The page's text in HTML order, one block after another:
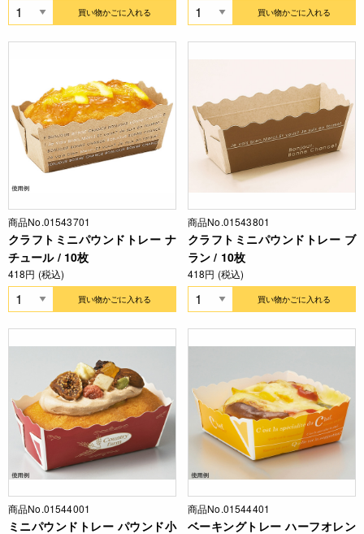
買い物かごに入れる 買い物かごに入れる
商品No.01543701
クラフトミニパウンドトレー ナ
チュール / 10枚
418円 (税込)
買い物かごに入れる
商品No.01543801
クラフトミニパウンドトレー ブ
ラン / 10枚
418円 (税込)
買い物かごに入れる
商品No.01544001
ミニパウンドトレー パウンド小
商品No.01544401
ベーキングトレー ハーフオレン